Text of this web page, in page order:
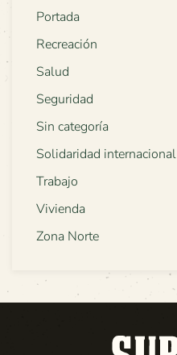
Portada
Recreación
Salud
Seguridad
Sin categoría
Solidaridad internacional
Trabajo
Vivienda
Zona Norte